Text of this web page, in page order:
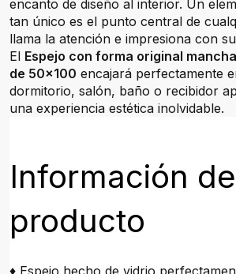
encanto de diseño al interior. Un
tan único es el punto central de
llama la atención e impresiona con
El Espejo con forma original mancha
de 50x100 encajará perfectamente
dormitorio, salón, baño o recibidor
una experiencia estética inolvidable.
Información
producto
♦ Espejo hecho de vidrio